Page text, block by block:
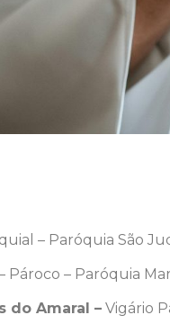
– Paróquia São
Pároco – Paróquia
do Amaral – Vigário